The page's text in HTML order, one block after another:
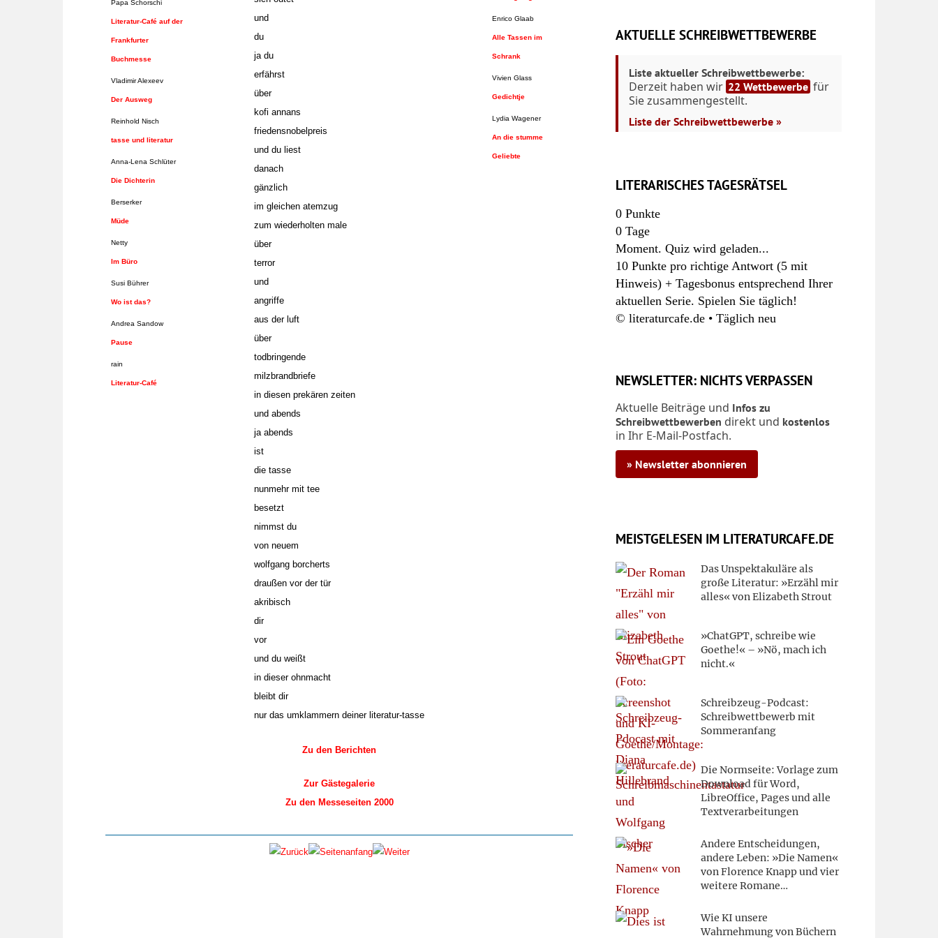
Papa Schorschi
Literatur-Café auf der
Frankfurter
Buchmesse
Vladimir Alexeev
Der Ausweg
Reinhold Nisch
tasse und literatur
Anna-Lena Schlüter
Die Dichterin
Berserker
Müde
Netty
Im Büro
Susi Bührer
Wo ist das?
Andrea Sandow
Pause
rain
Literatur-Café
und
du
ja du
erfährst
über
kofi annans
friedensnobelpreis
und du liest
danach
gänzlich
im gleichen atemzug
zum wiederholten male
über
terror
und
angriffe
aus der luft
über
todbringende
milzbrandbriefe
in diesen prekären zeiten
und abends
ja abends
ist
die tasse
nunmehr mit tee
besetzt
nimmst du
von neuem
wolfgang borcherts
draußen vor der tür
akribisch
dir
vor
und du weißt
in dieser ohnmacht
bleibt dir
nur das umklammern deiner literatur-tasse
Zu den Berichten
Zur Gästegalerie
Zu den Messeseiten 2000
Enrico Glaab
Alle Tassen im
Schrank
Vivien Glass
Gedichtje
Lydia Wagener
An die stumme
Geliebte
AKTUELLE SCHREIBWETTBEWERBE
Liste aktueller Schreibwettbewerbe:
Derzeit haben wir 22 Wettbewerbe für
Sie zusammengestellt.
Liste der Schreibwettbewerbe »
LITERARISCHES TAGESRÄTSEL
0 Punkte
0 Tage
Moment. Quiz wird geladen...
10 Punkte pro richtige Antwort (5 mit
Hinweis) + Tagesbonus entsprechend Ihrer
aktuellen Serie. Spielen Sie täglich!
© literaturcafe.de • Täglich neu
NEWSLETTER: NICHTS VERPASSEN
Aktuelle Beiträge und Infos zu
Schreibwettbewerben direkt und kostenlos
in Ihr E-Mail-Postfach.
» Newsletter abonnieren
MEISTGELESEN IM LITERATURCAFE.DE
Das Unspektakuläre als
große Literatur: »Erzähl mir
alles« von Elizabeth Strout
»ChatGPT, schreibe wie
Goethe!« – »Nö, mach ich
nicht.«
Schreibzeug-Podcast:
Schreibwettbewerb mit
Sommeranfang
Die Normseite: Vorlage zum
Download für Word,
LibreOffice, Pages und alle
Textverarbeitungen
Andere Entscheidungen,
andere Leben: »Die Namen«
von Florence Knapp und vier
weitere Romane…
Wie KI unsere
Wahrnehmung von Büchern